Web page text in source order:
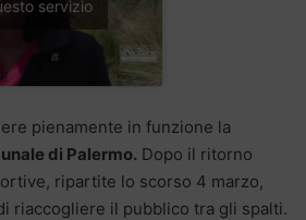
servizio
pienamente in funzione la
di Palermo. Dopo il ritorno
ripartite lo scorso 4 marzo,
riaccogliere il pubblico tra gli spalti.